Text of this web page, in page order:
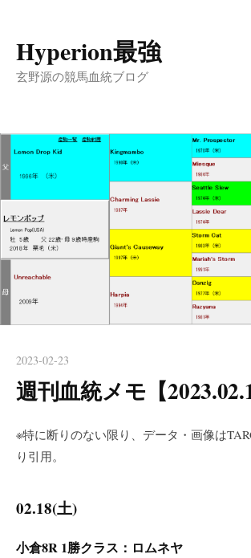
コ
ン
ツ
へ
ス
キ
ッ
プ
Hyperion最強
玄野源の競馬血統ブログ
2023-02-23
週刊血統メモ【
※特に断りのない限り、データ・画像は
り引用。
02.18(土)
小倉8R 1勝クラス：ロムネヤ